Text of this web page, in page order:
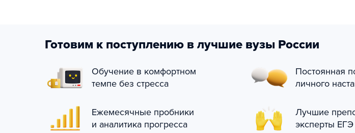
Готовим к поступлению в лучшие вузы России
Обучение в комфортном
темпе без стресса
Постоянная
личного
Ежемесячные пробники
и аналитика прогресса
Лучшие
эксперты ЕГЭ